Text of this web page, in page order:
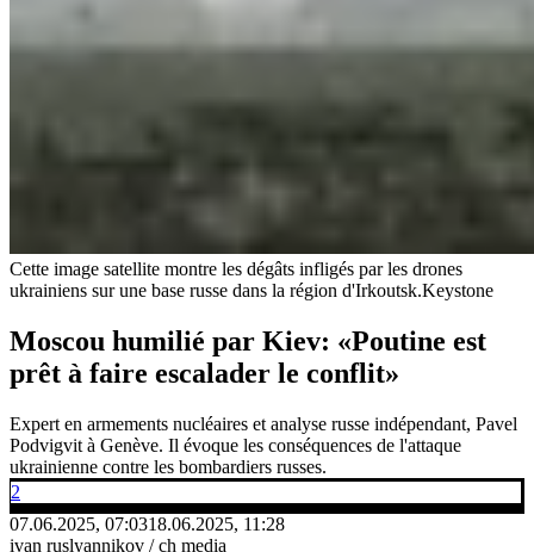
Cette image satellite montre les dégâts infligés par les drones
ukrainiens sur une base russe dans la région d'Irkoutsk.Keystone
Moscou humilié par Kiev: «Poutine est
prêt à faire escalader le conflit»
Expert en armements nucléaires et analyse russe indépendant, Pavel
Podvigvit à Genève. Il évoque les conséquences de l'attaque
ukrainienne contre les bombardiers russes.
2
07.06.2025, 07:0318.06.2025, 11:28
ivan ruslyannikov / ch media